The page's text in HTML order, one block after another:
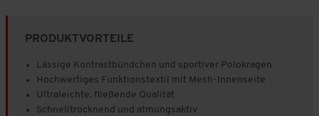
PRODUKTVORTEILE
Lässige Kontrastbündchen und sportiver Polokragen
Hochwertiges Funktionstextil mit Mesh-Innenseite
Ultraleichte, fließende Qualität
Schnelltrocknend und atmungsaktiv